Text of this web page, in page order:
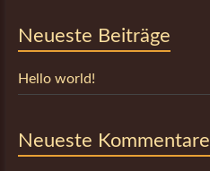
Neueste Beiträge
Hello world!
Neueste Kommentare